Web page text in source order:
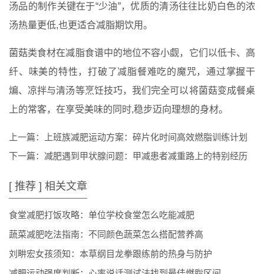
汤品的制作关键在于“少油”，优质的清汤往往比奶白色的浓
汤热量更低,也更适合减脂期饮用。
菌菇类食材在减脂食谱中的地位不容小觑，它们以低卡、高
纤、味美的特性，打破了减脂餐难吃的魔咒，通过掌握干
煸、凉拌与清汤等烹饪技巧，我们完全可以将菌菇变成餐桌
上的常客，在享受美味的同时,稳步迈向理想的身材。
上一篇：
上班族减肥运动方案：碎片化时间高效燃脂训练计划
下一篇： 减肥遇到甲状腺问题：甲减患者减重路上的特别经历
[ 推荐 ] 相关文章
食堂减肥打饭攻略：单位学校食堂怎么吃能减肥
蔬菜减肥吃法指南：不同颜色蔬菜怎么搭配营养高
刘畊宏女孩须知：本草纲目龙拳跟练前的热身与防护